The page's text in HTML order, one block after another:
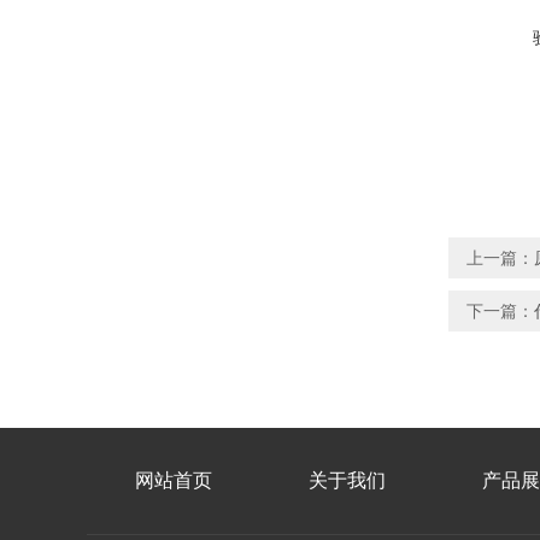
上一篇：
下一篇：
网站首页 关于我们 产品